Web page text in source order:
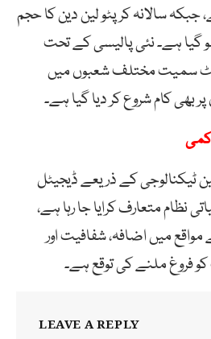
جبکہ سالانہ کرپٹو لین دین کا حجم
ہو گیا ہے۔ نئی پالیسی کے تحت
سمیت مختلف شعبوں میں
بھی کام شروع کر دیا گیا ہے۔
ٹیکنالوجی کے ذریعے ڈیجیٹل
نظام متعارف کرایا جا رہا ہے،
میں اضافہ، شفافیت اور
فروغ ملنے کی توقع ہے۔
LEAVE A REPLY